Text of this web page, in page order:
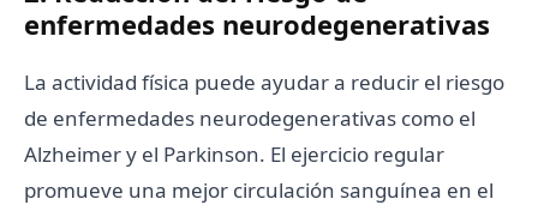
enfermedades neurodegenerativas
La actividad física puede ayudar a reducir el riesgo
de enfermedades neurodegenerativas como el
Alzheimer y el Parkinson. El ejercicio regular
promueve una mejor circulación sanguínea en el